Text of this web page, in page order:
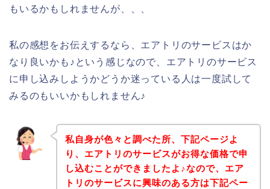
もいるかもしれませんが、、、
私の感想をお伝えするなら、エアトリのサービスはか
なり良いかも♪という感じなので、エアトリのサービス
に申し込みしようかどうか迷っている人は一度試して
みるのもいいかもしれません♪
私自身が色々と調べた所、下記ページよ
り、エアトリのサービスがお得な価格で申
し込むことができましたよ♪なので、エア
トリのサービスに興味のある方は下記ペー